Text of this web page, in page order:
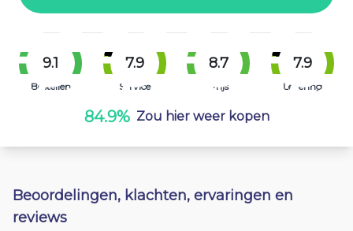
9.1
Bestellen
7.9
Service
8.7
Prijs
7.9
Levering
84.9% Zou hier weer kopen
Beoordelingen, klachten, ervaringen en
reviews